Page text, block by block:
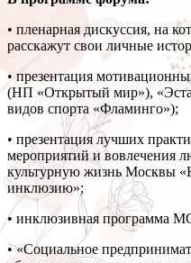
• пленарная дискуссия, на
расскажут свои личные
• презентация
(НП «Открытый мир»),
видов спорта «Фламинго»);
• презентация лучших
мероприятий и вовлечения
культурную жизнь Москвы
инклюзию»;
• инклюзивная программа
• «Социальное